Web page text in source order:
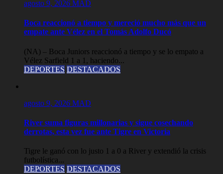
agosto 9, 2026 MAD
Boca reaccionó a tiempo y mereció mucho más que un
empate ante Vélez en el Tomás Adolfo Ducó
(NA) – Boca Juniors reaccionó a tiempo y se lo empato a
Vélez Sarfield 1 a 1, haciendo...
DEPORTES DESTACADOS
agosto 9, 2026 MAD
River suma figuras millonarias y sigue cosechando
derrotas, esta vez fue ante Tigre en Victoria
Tigre le ganó con lo justo 1 a 0 a River y extendió la crisis
futbolística...
DEPORTES DESTACADOS